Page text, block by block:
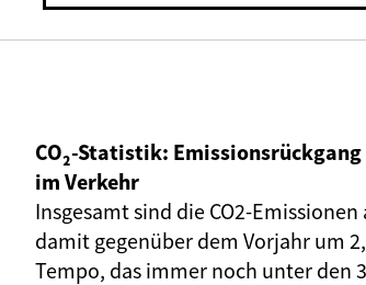
CO₂-Statistik:
im Verkehr
Insgesamt sind die CO2-
damit gegenüber dem Vorjahr um
Tempo, das immer noch unter den